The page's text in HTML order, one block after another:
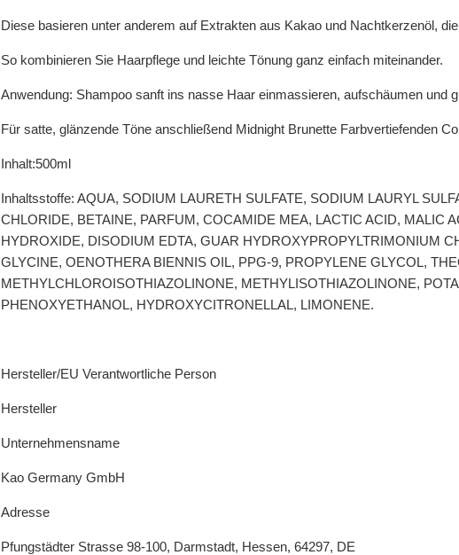
Diese basieren unter anderem auf Extrakten aus Kakao und Nachtkerzenöl,
So kombinieren Sie Haarpflege und leichte Tönung ganz einfach miteinander.
Anwendung: Shampoo sanft ins nasse Haar einmassieren, aufschäumen und
Für satte, glänzende Töne anschließend Midnight Brunette Farbvertiefenden
Inhalt:500ml
Inhaltsstoffe: AQUA, SODIUM LAURETH SULFATE, SODIUM LAURYL
CHLORIDE, BETAINE, PARFUM, COCAMIDE MEA, LACTIC ACID, MALIC
HYDROXIDE, DISODIUM EDTA, GUAR HYDROXYPROPYLTRIMONIUM
GLYCINE, OENOTHERA BIENNIS OIL, PPG-9, PROPYLENE GLYCOL,
METHYLCHLOROISOTHIAZOLINONE, METHYLISOTHIAZOLINONE,
PHENOXYETHANOL, HYDROXYCITRONELLAL, LIMONENE.
Hersteller/EU Verantwortliche Person
Hersteller
Unternehmensname
Kao Germany GmbH
Adresse
Pfungstädter Strasse 98-100, Darmstadt, Hessen, 64297, DE